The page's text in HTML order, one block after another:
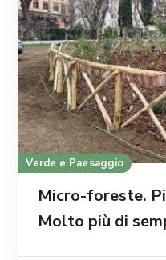
Verde e Paesaggio
Micro-foreste.
Molto più di